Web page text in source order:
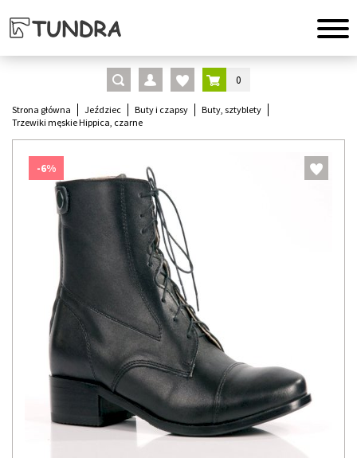
0
Strona główna Jeździec Buty i czapsy
Buty, sztyblety
Trzewiki męskie Hippica, czarne
-6%